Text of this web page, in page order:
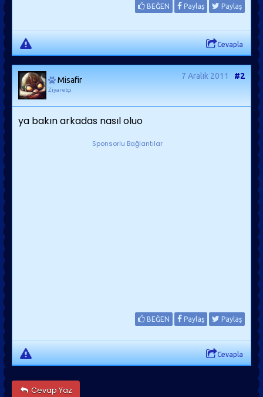
BEĞEN Paylaş Paylaş
Cevapla
Misafir
Ziyaretçi
7 Aralık 2011 #2
ya bakın arkadas nasıl oluo
Sponsorlu Bağlantılar
BEĞEN Paylaş Paylaş
Cevapla
Cevap Yaz